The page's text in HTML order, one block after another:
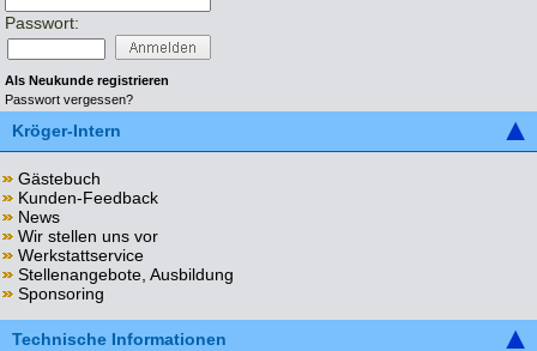
Passwort:
Als Neukunde registrieren
Passwort vergessen?
Kröger-Intern
Gästebuch
Kunden-Feedback
News
Wir stellen uns vor
Werkstattservice
Stellenangebote, Ausbildung
Sponsoring
Technische Informationen